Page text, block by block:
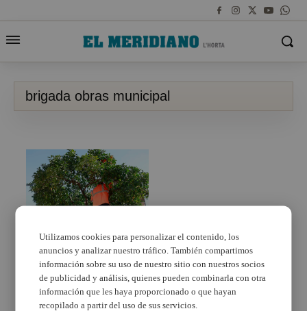
brigada obras municipal
Podar y retirar naranjas
bordes, la brigada del
Ayuntamiento de Puçol
continúa con sus tareas
de mantenimiento
Utilizamos cookies para personalizar el contenido, los
anuncios y analizar nuestro tráfico. También compartimos
información sobre su uso de nuestro sitio con nuestros socios
de publicidad y análisis, quienes pueden combinarla con otra
información que les haya proporcionado o que hayan
recopilado a partir del uso de sus servicios.